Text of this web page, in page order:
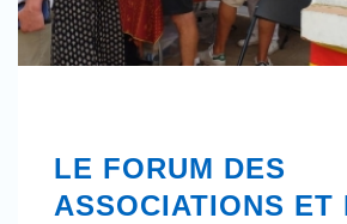
LE FORUM DES
ASSOCIATIONS ET